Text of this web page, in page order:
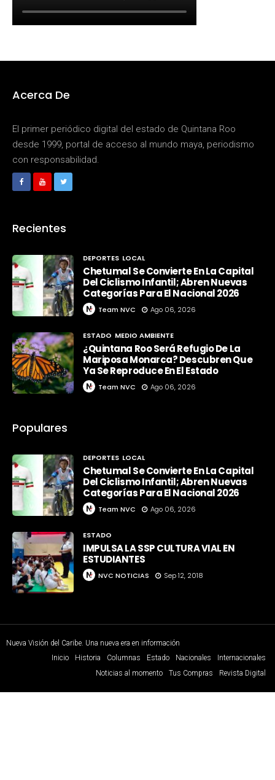
Acerca De
El primer periódico digital del estado de Quintana Roo
desde 1999, portal de acceso al mundo maya, periodismo
con responsabilidad.
Recientes
DEPORTES LOCAL
Chetumal Se Convierte En La Capital
Del Ciclismo Infantil; Abren Nuevas
Categorías Para El Nacional 2026
Team NVC Ago 06, 2026
ESTADO MEDIO AMBIENTE
¿Quintana Roo Será Refugio De La
Mariposa Monarca? Descubren Que
Ya Se Reproduce En El Estado
Team NVC Ago 06, 2026
Populares
DEPORTES LOCAL
Chetumal Se Convierte En La Capital
Del Ciclismo Infantil; Abren Nuevas
Categorías Para El Nacional 2026
Team NVC Ago 06, 2026
ESTADO
IMPULSA LA SSP CULTURA VIAL EN
ESTUDIANTES
NVC NOTICIAS Sep 12, 2018
Nueva Visión del Caribe. Una nueva era en información
Inicio
Historia Columnas Estado Nacionales
Internacionales
Noticias al momento
Tus Compras Revista Digital